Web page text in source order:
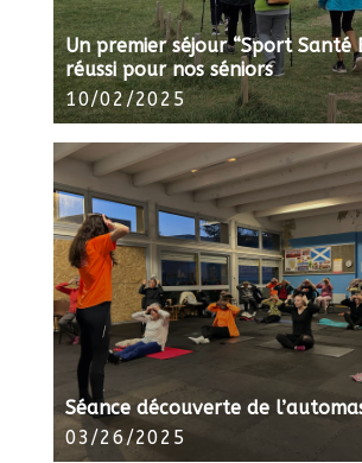
Un premier séjour “Sport Santé
réussi pour nos séniors
10/02/2025
Séance découverte de
03/26/2025